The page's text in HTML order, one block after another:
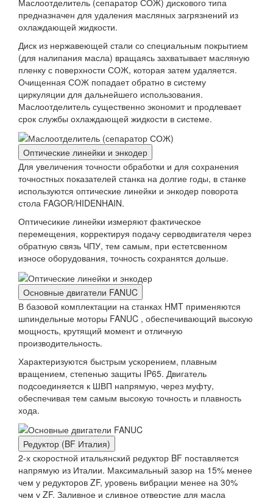
предназначен для удаления масляных загрязнений из
охлаждающей жидкости.
Диск из нержавеющей стали со специальным покрытием
(для налипания масла) вращаясь захватывает масляную
пленку с поверхности СОЖ, которая затем удаляется.
Очищенная СОЖ попадает обратно в систему
циркуляции для дальнейшего использования.
Маслоотделитель существенно экономит и продлевает
срок службы охлаждающей жидкости в системе.
Оптические линейки и энкодер
Для увеличения точности обработки и для сохранения
точностных показателей станка на долгие годы, в станке
используются оптические линейки и энкодер поворота
стола FAGOR/HIDENHAIN.
Оптичесикие линейки измеряют фактическое
перемещения, корректируя подачу серводвигателя через
обратную связь ЧПУ, тем самым, при естетсвенном
износе оборудования, точность сохранятся дольше.
Основные двигатели FANUC
В базовой комплектации на станках HMT применяются
шпиндельные моторы FANUC , обеспечивающий высокую
мощность, крутящий момент и отличную
производительность.
Характеризуются быстрым ускорением, плавным
вращением, степенью защиты IP65. Двигатель
подсоединяется к ШВП напрямую, через муфту,
обеспечивая тем самым высокую точность и плавность
хода.
Редуктор (BF Италия)
2-х скоростной итальянский редуктор BF поставляется
напрямую из Италии. Максимальный зазор на 15% менее
чем у редукторов ZF, уровень вибрации менее на 30%
чем у ZF. Заливное и сливное отверстие для масла